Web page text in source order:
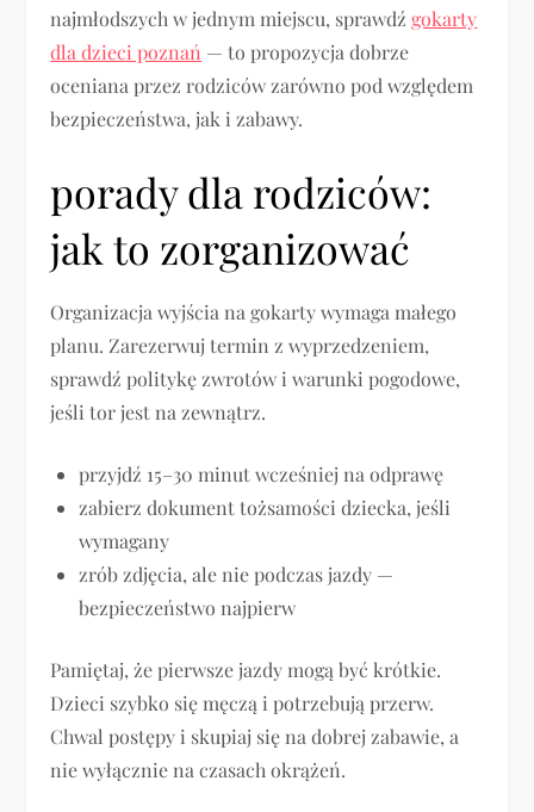
najmłodszych w jednym miejscu, sprawdźgokarty
dla dzieci poznań — to propozycja dobrze
oceniana przez rodziców zarówno pod względem
bezpieczeństwa, jak i zabawy.
porady dla rodziców:
jak to zorganizować
Organizacja wyjścia na gokarty wymaga małego
planu. Zarezerwuj termin z wyprzedzeniem,
sprawdź politykę zwrotów i warunki pogodowe,
jeśli tor jest na zewnątrz.
przyjdź 15–30 minut wcześniej na odprawę
zabierz dokument tożsamości dziecka, jeśli
wymagany
zrób zdjęcia, ale nie podczas jazdy —
bezpieczeństwo najpierw
Pamiętaj, że pierwsze jazdy mogą być krótkie.
Dzieci szybko się męczą i potrzebują przerw.
Chwal postępy i skupiaj się na dobrej zabawie, a
nie wyłącznie na czasach okrążeń.